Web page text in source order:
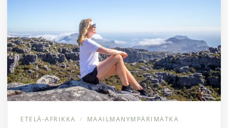
ETELÄ-AFRIKKA / MAAILMANYMPÄRIMATKA